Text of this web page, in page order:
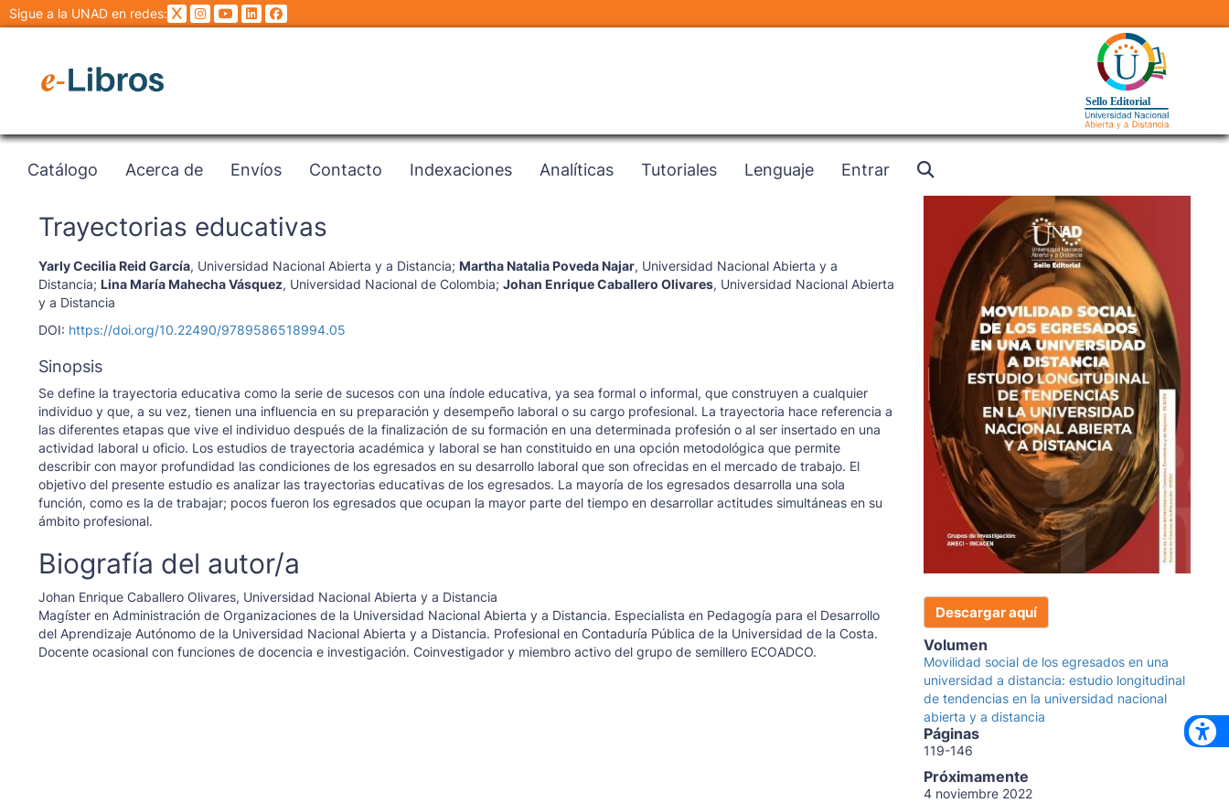
Sigue a la UNAD en redes:
Catálogo Acerca de Envíos Contacto Indexaciones Analíticas Tutoriales Lenguaje Entrar
Trayectorias educativas
Yarly Cecilia Reid García, Universidad Nacional Abierta y a Distancia; Martha Natalia Poveda Najar, Universidad Nacional Abierta y a
Distancia; Lina María Mahecha Vásquez, Universidad Nacional de Colombia; Johan Enrique Caballero Olivares, Universidad Nacional Abierta
y a Distancia
DOI: https://doi.org/10.22490/9789586518994.05
Sinopsis
Se define la trayectoria educativa como la serie de sucesos con una índole educativa, ya sea formal o informal, que construyen a cualquier
individuo y que, a su vez, tienen una influencia en su preparación y desempeño laboral o su cargo profesional. La trayectoria hace referencia a
las diferentes etapas que vive el individuo después de la finalización de su formación en una determinada profesión o al ser insertado en una
actividad laboral u oficio. Los estudios de trayectoria académica y laboral se han constituido en una opción metodológica que permite
describir con mayor profundidad las condiciones de los egresados en su desarrollo laboral que son ofrecidas en el mercado de trabajo. El
objetivo del presente estudio es analizar las trayectorias educativas de los egresados. La mayoría de los egresados desarrolla una sola
función, como es la de trabajar; pocos fueron los egresados que ocupan la mayor parte del tiempo en desarrollar actitudes simultáneas en su
ámbito profesional.
Biografía del autor/a
Johan Enrique Caballero Olivares, Universidad Nacional Abierta y a Distancia
Magíster en Administración de Organizaciones de la Universidad Nacional Abierta y a Distancia. Especialista en Pedagogía para el Desarrollo
del Aprendizaje Autónomo de la Universidad Nacional Abierta y a Distancia. Profesional en Contaduría Pública de la Universidad de la Costa.
Docente ocasional con funciones de docencia e investigación. Coinvestigador y miembro activo del grupo de semillero ECOADCO.
Descargar aquí
Volumen
Movilidad social de los egresados en una
universidad a distancia: estudio longitudinal
de tendencias en la universidad nacional
abierta y a distancia
Páginas
119-146
Próximamente
4 noviembre 2022